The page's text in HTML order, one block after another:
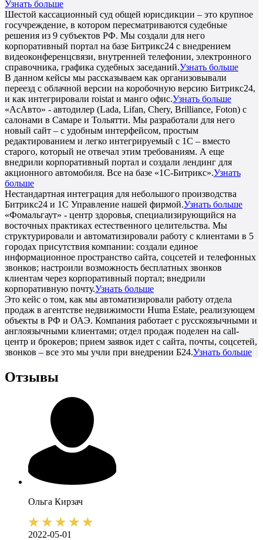
Узнать больше
Шестой кассационный суд общей юрисдикции – это крупное
госучреждение, в котором пересматриваются судебные
решения из 9 субъектов РФ. Мы создали для него
корпоративный портал на базе Битрикс24 с внедрением
видеоконференцсвязи, внутренней телефонии, электронного
справочника, графика судебных заседаний.Узнать больше
В данном кейсы мы рассказываем как организовывали
переезд с облачной версии на коробочную версию Битрикс24,
и как интегрировали roistat и манго офис.Узнать больше
«АсАвто» - автодилер (Lada, Lifan, Chery, Brilliance, Foton) с
салонами в Самаре и Тольятти. Мы разработали для него
новый сайт – с удобным интерфейсом, простым
редактированием и легко интегрируемый с 1С – вместо
старого, который не отвечал этим требованиям. А еще
внедрили корпоративный портал и создали лендинг для
акционного автомобиля. Все на базе «1С-Битрикс».Узнать
больше
Нестандартная интеграция для небольшого производства
Битрикс24 и 1С Управление нашей фирмой.Узнать больше
«Фомальгаут» - центр здоровья, специализирующийся на
восточных практиках естественного целительства. Мы
структурировали и автоматизировали работу с клиентами в 5
городах присутствия компании: создали единое
информационное пространство сайта, соцсетей и телефонных
звонков; настроили возможность бесплатных звонков
клиентам через корпоративный портал; внедрили
корпоративную почту.Узнать больше
Это кейс о том, как мы автоматизировали работу отдела
продаж в агентстве недвижимости Huma Estate, реализующем
объекты в РФ и ОАЭ. Компания работает с русскоязычными и
англоязычными клиентами; отдел продаж поделен на call-
центр и брокеров; прием заявок идет с сайта, почты, соцсетей,
звонков – все это мы учли при внедрении Б24.Узнать больше
Отзывы
Ольга Кирзач
2022-05-01